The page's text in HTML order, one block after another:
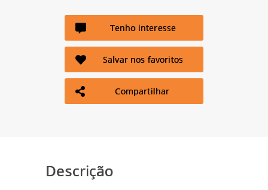
Tenho interesse
Salvar nos favoritos
Compartilhar
Descrição